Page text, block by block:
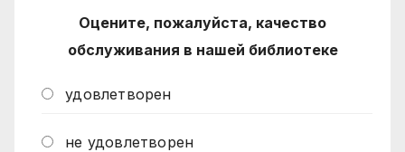
Оцените, пожалуйста, качество
обслуживания в нашей библиотеке
удовлетворен
не удовлетворен